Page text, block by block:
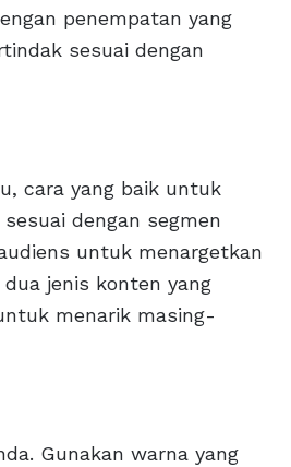
penempatan yang
sesuai dengan
cara yang baik untuk
dengan segmen
untuk menargetkan
jenis konten yang
menarik masing-
Gunakan warna yang